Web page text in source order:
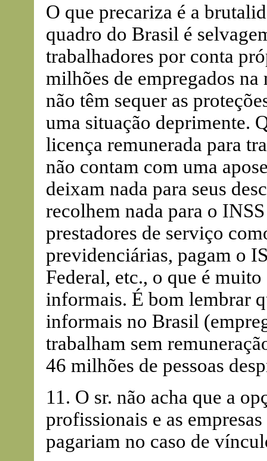
O que precariza é a
quadro do Brasil é
trabalhadores por conta
milhões de empregados na
não têm sequer as
uma situação deprimente.
licença remunerada para
não contam com uma
deixam nada para seus
recolhem nada para o
prestadores de serviço
previdenciárias, pagam o
Federal, etc., o que é
informais. É bom lembrar
informais no Brasil
trabalham sem
46 milhões de pessoas
11. O sr. não acha que a
profissionais e as
pagariam no caso de